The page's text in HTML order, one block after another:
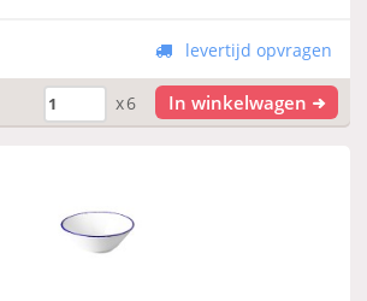
levertijd opvragen
x6 In winkelwagen